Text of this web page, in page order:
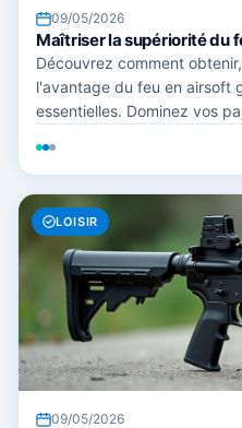
09/05/2026
Maîtriser la supériorité du
Découvrez comment
l'avantage du feu en airsoft
essentielles. Dominez vos
LOISIR
09/05/2026